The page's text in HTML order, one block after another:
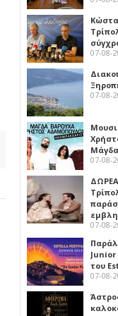
07-08-
07-08-
07-08-
07-08-
Junior
του
07-08-